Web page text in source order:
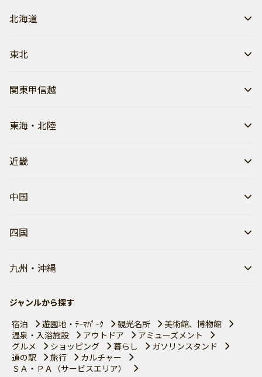
北海道
東北
関東甲信越
東海・北陸
近畿
中国
四国
九州・沖縄
ジャンルから探す
宿泊
遊園地・ﾃｰﾏﾊﾟｰｸ 観光名所
美術館、博物館
温泉・入浴施設
アウトドア
アミューズメント
グルメ
ショッピング 暮らし
ガソリンスタンド
道の駅
旅行
カルチャー
ＳＡ・ＰＡ（サービスエリア）